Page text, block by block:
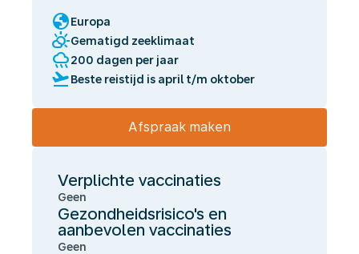
globeEuropa
partly_cloudy_dayGematigd zeeklimaat
rainy200 dagen per jaar
flight_takeoffBeste reistijd is april t/m oktober
Afspraak maken
Verplichte vaccinaties
Geen
Gezondheidsrisico's en
aanbevolen vaccinaties
Geen